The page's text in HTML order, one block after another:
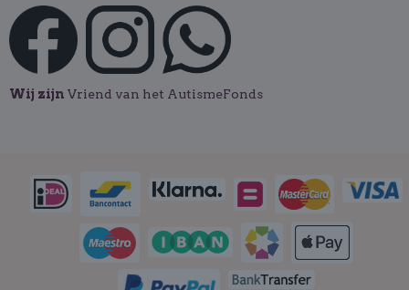
Wij zijn Vriend van het AutismeFonds